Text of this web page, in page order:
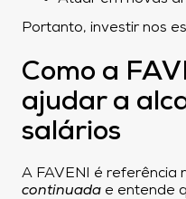
Portanto, investir nos
Como a
ajudar a
salários
A FAVENI é referência
continuada e entende